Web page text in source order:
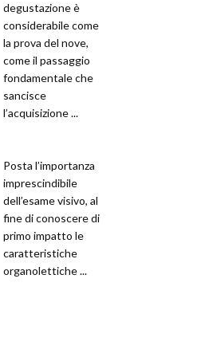
degustazione è
considerabile come
la prova del nove,
come il passaggio
fondamentale che
sancisce
l’acquisizione ...
Posta l’importanza
imprescindibile
dell’esame visivo, al
fine di conoscere di
primo impatto le
caratteristiche
organolettiche ...